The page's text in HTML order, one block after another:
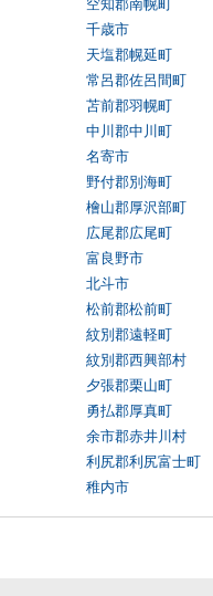
空知郡南幌町
千歳市
天塩郡幌延町
常呂郡佐呂間町
苫前郡羽幌町
中川郡中川町
名寄市
野付郡別海町
檜山郡厚沢部町
広尾郡広尾町
富良野市
北斗市
松前郡松前町
紋別郡遠軽町
紋別郡西興部村
夕張郡栗山町
勇払郡厚真町
余市郡赤井川村
利尻郡利尻富士町
稚内市